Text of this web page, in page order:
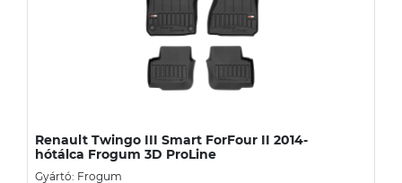
Renault Twingo III Smart ForFour II 2014-
hótálca Frogum 3D ProLine
Gyártó: Frogum